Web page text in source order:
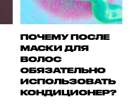
ПОЧЕМУ ПОСЛЕ
МАСКИ ДЛЯ
ВОЛОС
ОБЯЗАТЕЛЬНО
ИСПОЛЬЗОВАТЬ
КОНДИЦИОНЕР?